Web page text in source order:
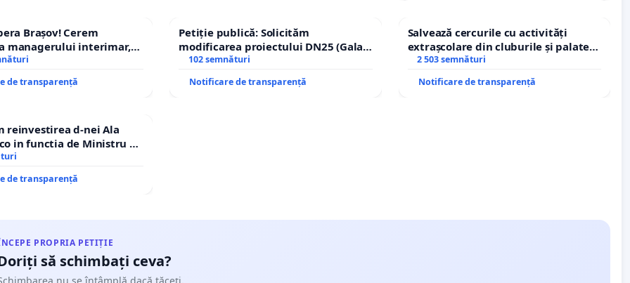
Brașov! Cerem
managerului interimar,
Marius!
de transparență
Petiție publică: Solicităm
modificarea proiectului DN25 (Galați
– Hanu Conachi) prin devierea
102 semnături
Notificare de transparență
Salvează cercurile cu activități
extrașcolare din cluburile și palatele
copiilor
2 503 semnături
Notificare de transparență
reinvestirea d-nei Ala
in functia de Ministru al
de transparență
PROPRIA PETIȚIE
să schimbați ceva?